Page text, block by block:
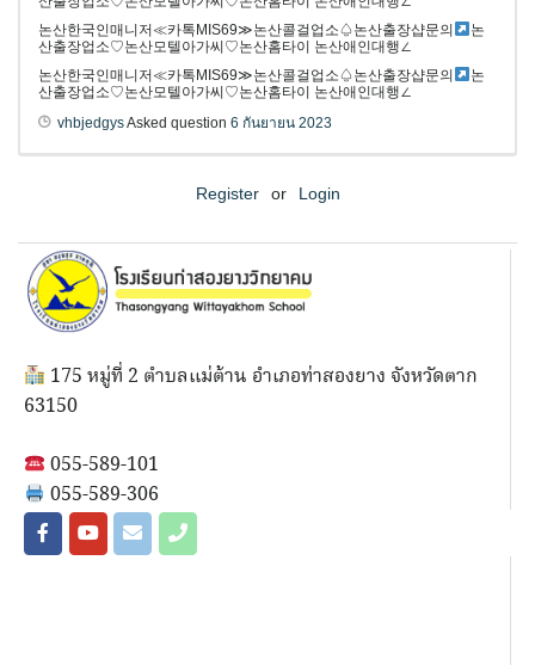
논산한국인매니저≪카톡MIS69≫논산콜걸업소♤논산출장샵문의
논
산출장업소♡논산모텔아가씨♡논산홈타이 논산애인대행∠
논산한국인매니저≪카톡MIS69≫논산콜걸업소♤논산출장샵문의
논
산출장업소♡논산모텔아가씨♡논산홈타이 논산애인대행∠
vhbjedgysAsked question 6 กันยายน 2023
Register or Login
175 หมู่ที่ 2 ตำบลแม่ต้าน อำเภอท่าสองยาง จังหวัดตาก
63150
055-589-101
055-589-306